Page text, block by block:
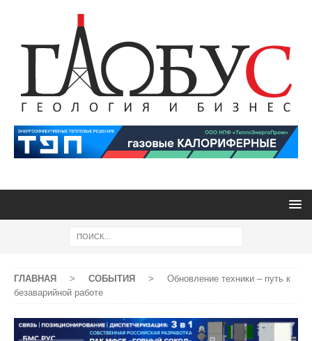
ГЛАВНАЯ > СОБЫТИЯ >
Обновление техники – путь к
безаварийной работе